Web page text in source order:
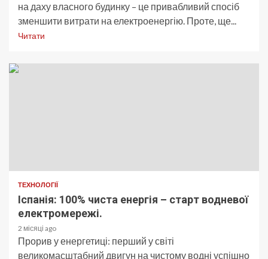
на даху власного будинку – це привабливий спосіб
зменшити витрати на електроенергію. Проте, ще...
Читати
ТЕХНОЛОГІЇ
Іспанія: 100% чиста енергія – старт водневої
електромережі.
2 місяці ago
Прорив у енергетиці: перший у світі
великомасштабний двигун на чистому водні успішно